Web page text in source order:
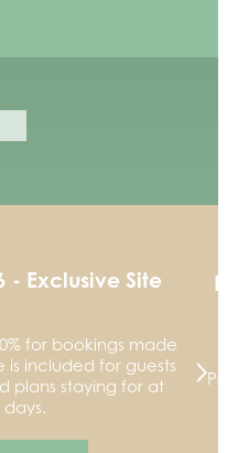
- Exclusive Site
for bookings made
is included for guests
plans staying for at